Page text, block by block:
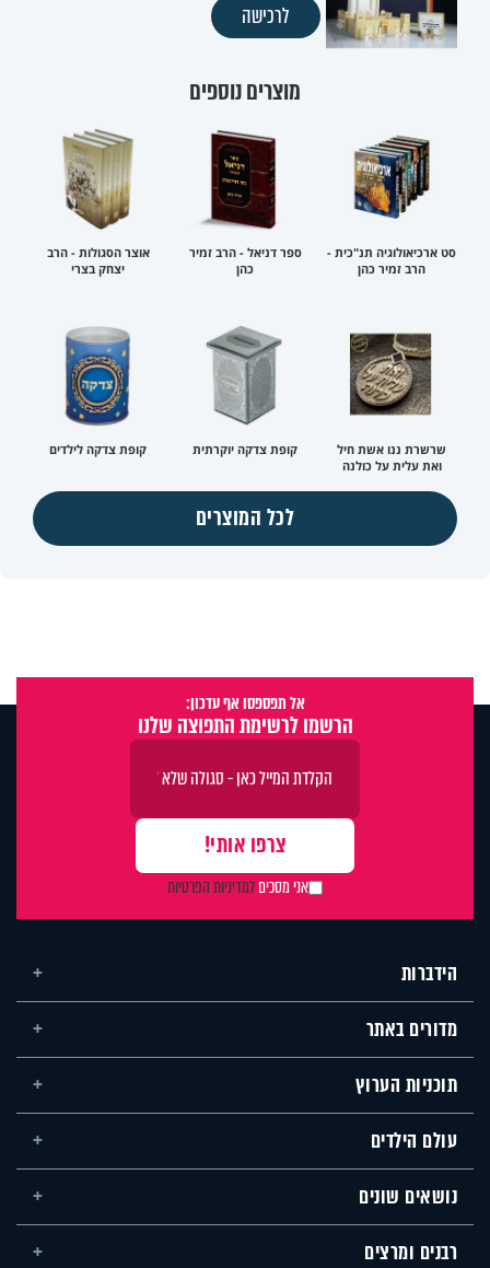
לרכישה
מוצרים נוספים
סט ארכיאולוגיה תנ"כית -
הרב זמיר כהן
ספר דניאל - הרב זמיר
כהן
אוצר הסגולות - הרב
יצחק בצרי
שרשרת ננו אשת חיל
ואת עלית על כולנה
קופת צדקה יוקרתית קופת צדקה לילדים
לכל המוצרים
אל תפספסו אף עדכון:
הרשמו לרשימת התפוצה שלנו
אני מסכיםלמדיניות הפרטיות
הידברות
מדורים באתר
תוכניות הערוץ
עולם הילדים
נושאים שונים
רבנים ומרצים